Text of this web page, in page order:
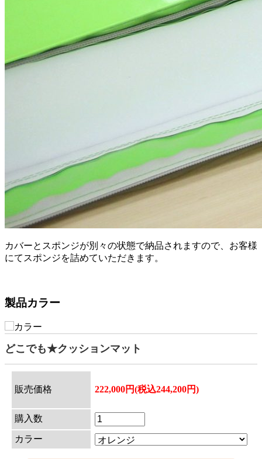
カバーとスポンジが別々の状態で納品されますので、お客様
にてスポンジを詰めていただきます。
製品カラー
どこでも★クッションマット
販売価格 222,000円(税込244,200円)
購入数
カラー